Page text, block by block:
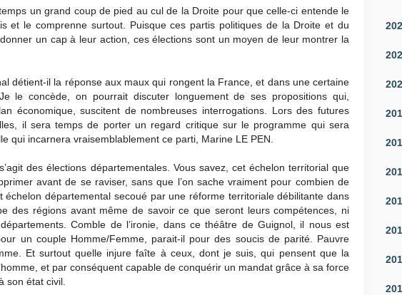
un grand coup de pied au cul de la Droite pour que celle-ci entende le
et le comprenne surtout. Puisque ces partis politiques de la Droite et du
un cap à leur action, ces élections sont un moyen de leur montrer la
détient-il la réponse aux maux qui rongent la France, et dans une certaine
le concède, on pourrait discuter longuement de ses propositions qui,
économique, suscitent de nombreuses interrogations. Lors des futures
il sera temps de porter un regard critique sur le programme qui sera
qui incarnera vraisemblablement ce parti, Marine LE PEN.
des élections départementales. Vous savez, cet échelon territorial que
avant de se raviser, sans que l’on sache vraiment pour combien de
échelon départemental secoué par une réforme territoriale débilitante dans
des régions avant même de savoir ce que seront leurs compétences, ni
Comble de l’ironie, dans ce théâtre de Guignol, il nous est
un couple Homme/Femme, parait-il pour des soucis de parité. Pauvre
Et surtout quelle injure faîte à ceux, dont je suis, qui pensent que la
et par conséquent capable de conquérir un mandat grâce à sa force
son état civil.